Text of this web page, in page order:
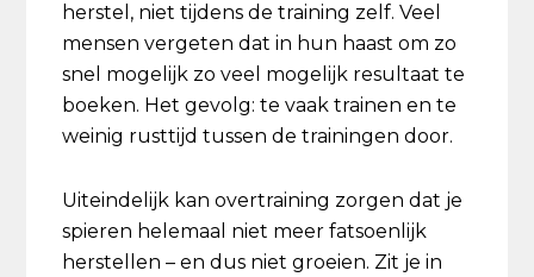
herstel, niet tijdens de training zelf. Veel
mensen vergeten dat in hun haast om zo
snel mogelijk zo veel mogelijk resultaat te
boeken. Het gevolg: te vaak trainen en te
weinig rusttijd tussen de trainingen door.
Uiteindelijk kan overtraining zorgen dat je
spieren helemaal niet meer fatsoenlijk
herstellen – en dus niet groeien. Zit je in